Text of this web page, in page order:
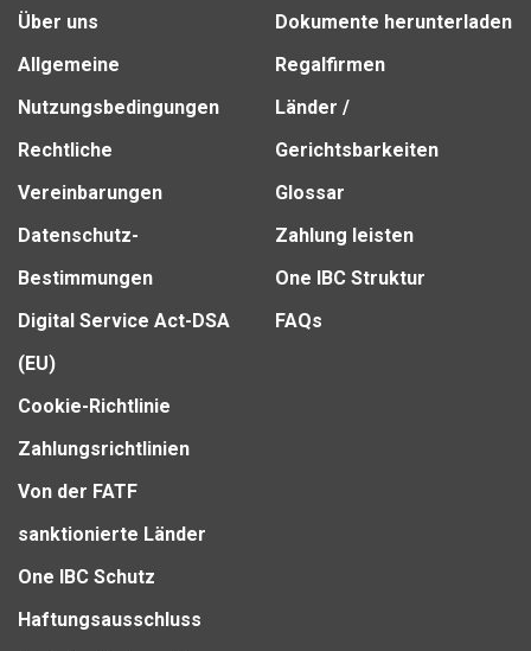
Über uns
Allgemeine
Nutzungsbedingungen
Rechtliche
Vereinbarungen
Datenschutz-
Bestimmungen
Digital Service Act-DSA
(EU)
Cookie-Richtlinie
Zahlungsrichtlinien
Von der FATF
sanktionierte Länder
One IBC Schutz
Haftungsausschluss
Dokumente herunterladen
Regalfirmen
Länder /
Gerichtsbarkeiten
Glossar
Zahlung leisten
One IBC Struktur
FAQs